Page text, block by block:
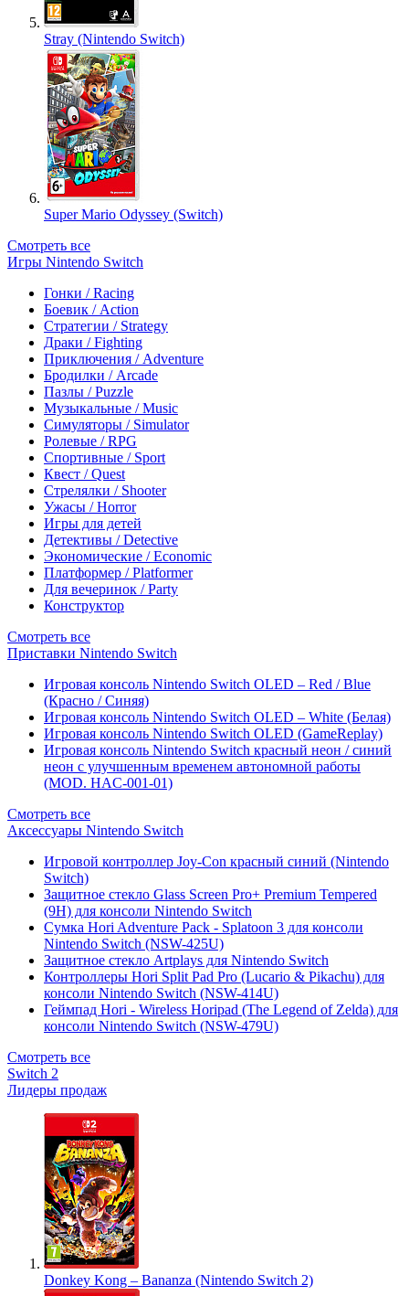
Stray (Nintendo Switch)
Super Mario Odyssey (Switch)
Смотреть все
Игры Nintendo Switch
Гонки / Racing
Боевик / Action
Стратегии / Strategy
Драки / Fighting
Приключения / Adventure
Бродилки / Arcade
Пазлы / Puzzle
Музыкальные / Music
Симуляторы / Simulator
Ролевые / RPG
Спортивные / Sport
Квест / Quest
Стрелялки / Shooter
Ужасы / Horror
Игры для детей
Детективы / Detective
Экономические / Economic
Платформер / Platformer
Для вечеринок / Party
Конструктор
Смотреть все
Приставки Nintendo Switch
Игровая консоль Nintendo Switch OLED – Red / Blue
(Красно / Синяя)
Игровая консоль Nintendo Switch OLED – White (Белая)
Игровая консоль Nintendo Switch OLED (GameReplay)
Игровая консоль Nintendo Switch красный неон / синий
неон с улучшенным временем автономной работы
(MOD. HAC-001-01)
Смотреть все
Аксессуары Nintendo Switch
Игровой контроллер Joy-Con красный синий (Nintendo
Switch)
Защитное стекло Glass Screen Pro+ Premium Tempered
(9H) для консоли Nintendo Switch
Сумка Hori Adventure Pack - Splatoon 3 для консоли
Nintendo Switch (NSW-425U)
Защитное стекло Artplays для Nintendo Switch
Контроллеры Hori Split Pad Pro (Lucario & Pikachu) для
консоли Nintendo Switch (NSW-414U)
Геймпад Hori - Wireless Horipad (The Legend of Zelda) для
консоли Nintendo Switch (NSW-479U)
Смотреть все
Switch 2
Лидеры продаж
Donkey Kong – Bananza (Nintendo Switch 2)